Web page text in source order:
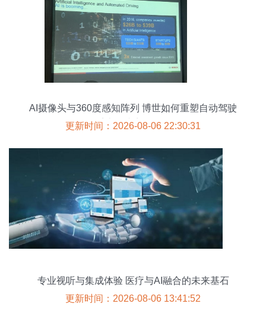
AI摄像头与360度感知阵列 博世如何重塑自动驾驶
系统集成商的角色
更新时间：2026-08-06 22:30:31
专业视听与集成体验 医疗与AI融合的未来基石
更新时间：2026-08-06 13:41:52